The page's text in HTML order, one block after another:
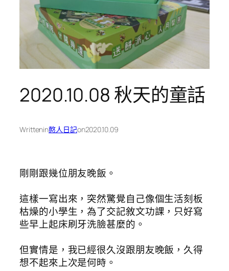
2020.10.08 秋天的童話
Writtenin憨人日記on2020.10.09
剛剛跟幾位朋友晚飯。
這樣一寫出來，突然驚覺自己像個生活刻板
枯燥的小學生，為了交記敘文功課，只好寫
些早上起床刷牙洗臉甚麼的。
但實情是，我已經很久沒跟朋友晚飯，久得
想不起來上次是何時。